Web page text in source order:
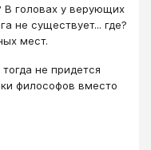
В головах у верующих
не существует... где?
мест.
не придется
философов вместо